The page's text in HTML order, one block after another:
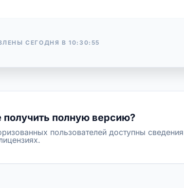
СЕГОДНЯ В10:30:55
получить полную версию?
пользователей доступны